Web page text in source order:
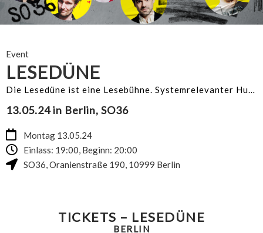
Event
LESEDÜNE
Die Lesedüne ist eine Lesebühne. Systemrelevanter Humor
13.05.24 in Berlin, SO36
Montag 13.05.24
Einlass: 19:00, Beginn: 20:00
SO36,Oranienstraße 190, 10999 Berlin
TICKETS – LESEDÜNE
BERLIN